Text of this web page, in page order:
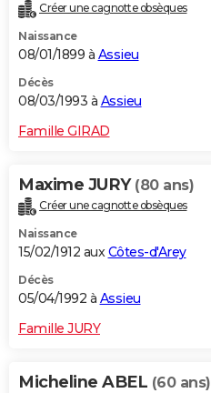
Créer une cagnotte obsèques
Naissance
08/01/1899 à Assieu
Décès
08/03/1993 à Assieu
Famille GIRAD
Maxime JURY (80 ans)
Créer une cagnotte obsèques
Naissance
15/02/1912 auxCôtes-d'Arey
Décès
05/04/1992 à Assieu
Famille JURY
Micheline ABEL (60 ans)